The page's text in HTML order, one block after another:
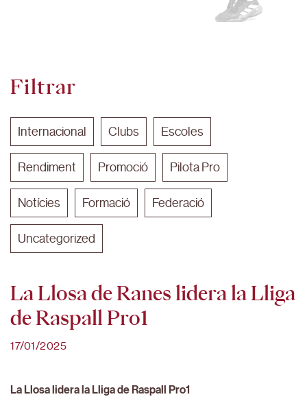
Filtrar
Internacional Clubs Escoles
Rendiment Promoció Pilota Pro
Notícies Formació Federació
Uncategorized
La Llosa de Ranes lidera la Lliga
de Raspall Pro1
17/01/2025
La Llosa lidera la Lliga de Raspall Pro1